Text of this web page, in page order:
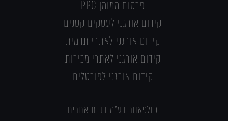
פרסום ממומן PPC
קידום אורגני לעסקים קטנים
קידום אורגני לאתרי תדמית
קידום אורגני לאתרי מכירות
קידום אורגני לפורטלים
פולפאוור בע"מ בניית אתרים